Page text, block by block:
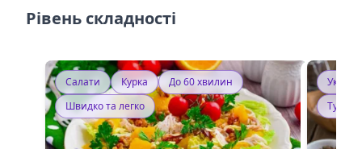
Рівень складності
Салати Курка
До 60 хвилин
Швидко та легко